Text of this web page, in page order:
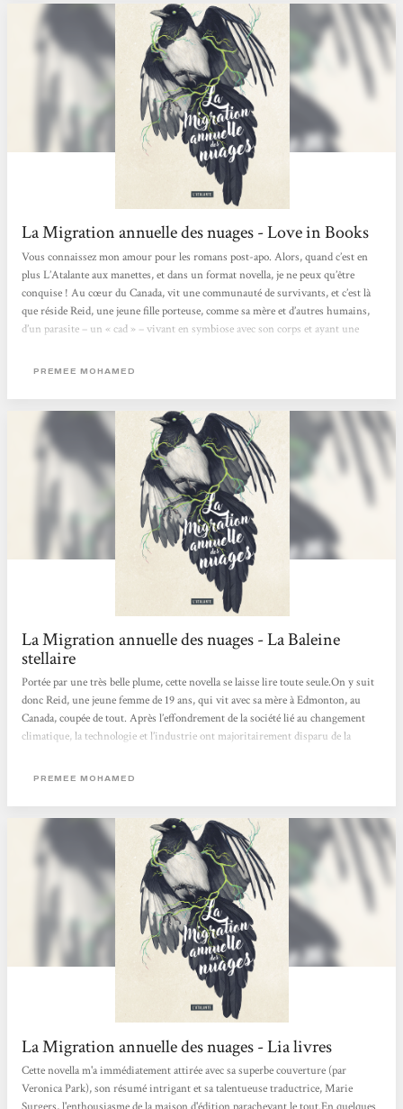
La Migration annuelle des nuages - Love in Books
Vous connaissez mon amour pour les romans post-apo. Alors, quand c’est en
plus L’Atalante aux manettes, et dans un format novella, je ne peux qu’être
conquise ! Au cœur du Canada, vit une communauté de survivants, et c’est là
que réside Reid, une jeune fille porteuse, comme sa mère et d’autres humains,
d’un parasite – un « cad » – vivant en symbiose avec son corps et ayant une
voit bouleversé par l’arrivée d’une lettre d’admission dans une mystérieuse
PREMEE MOHAMED
La Migration annuelle des nuages - La Baleine
stellaire
Portée par une très belle plume, cette novella se laisse lire toute seule.On y suit
donc Reid, une jeune femme de 19 ans, qui vit avec sa mère à Edmonton, au
Canada, coupée de tout. Après l’effondrement de la société lié au changement
climatique, la technologie et l’industrie ont majoritairement disparu de la
infecte les humains et qui influe sur leur comportement. Seulement voilà, Reid
plastique à...
PREMEE MOHAMED
La Migration annuelle des nuages - Lia livres
Cette novella m'a immédiatement attirée avec sa superbe couverture (par
Veronica Park), son résumé intrigant et sa talentueuse traductrice, Marie